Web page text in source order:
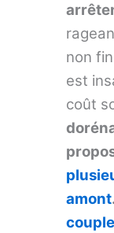
non
est
coût
amont